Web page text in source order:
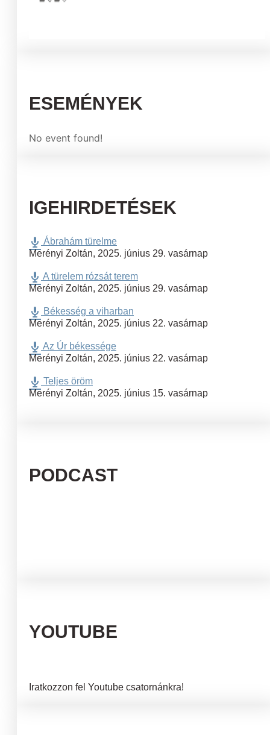
ESEMÉNYEK
No event found!
IGEHIRDETÉSEK
Ábrahám türelme
Merényi Zoltán, 2025. június 29. vasárnap
A türelem rózsát terem
Merényi Zoltán, 2025. június 29. vasárnap
Békesség a viharban
Merényi Zoltán, 2025. június 22. vasárnap
Az Úr békessége
Merényi Zoltán, 2025. június 22. vasárnap
Teljes öröm
Merényi Zoltán, 2025. június 15. vasárnap
PODCAST
YOUTUBE
Iratkozzon fel Youtube csatornánkra!